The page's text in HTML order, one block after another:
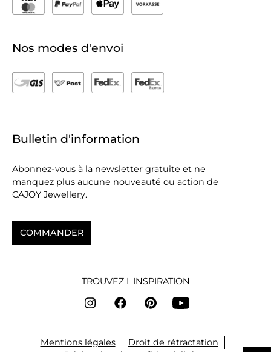
Nos modes d'envoi
Bulletin d'information
Abonnez-vous à la newsletter gratuite et ne
manquez plus aucune nouveauté ou action de
CAJOY Jewellery.
COMMANDER
TROUVEZ L'INSPIRATION
Mentions légales
Droit de rétractation